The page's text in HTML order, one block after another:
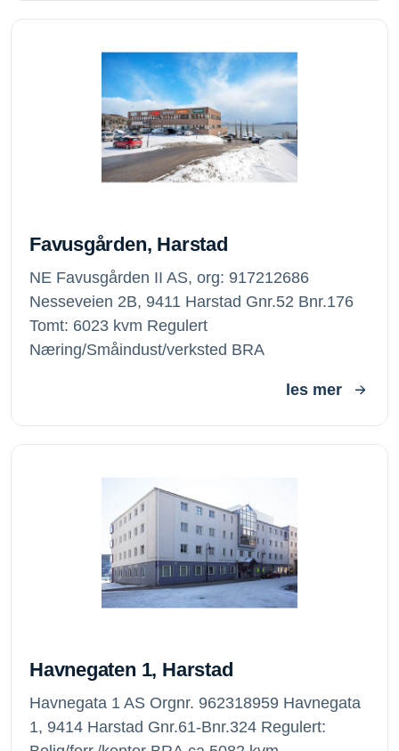
Favusgården, Harstad
Favusgården, Harstad
NE Favusgården II AS, org: 917212686
Nesseveien 2B, 9411 Harstad Gnr.52 Bnr.176
Tomt: 6023 kvm Regulert
Næring/Småindust/verksted BRA
les mer
Havnegaten 1, Harstad
Havnegaten 1, Harstad
Havnegata 1 AS Orgnr. 962318959 Havnegata
1, 9414 Harstad Gnr.61-Bnr.324 Regulert: